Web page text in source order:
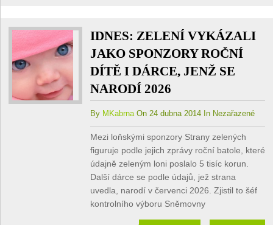
IDNES: ZELENÍ VYKÁZALI
JAKO SPONZORY ROČNÍ
DÍTĚ I DÁRCE, JENŽ SE
NARODÍ 2026
By MKabrnaOn 24 dubna 2014 In Nezařazené
Mezi loňskými sponzory Strany zelených
figuruje podle jejich zprávy roční batole, které
údajně zeleným loni poslalo 5 tisíc korun.
Další dárce se podle údajů, jež strana
uvedla, narodí v červenci 2026. Zjistil to šéf
kontrolního výboru Sněmovny